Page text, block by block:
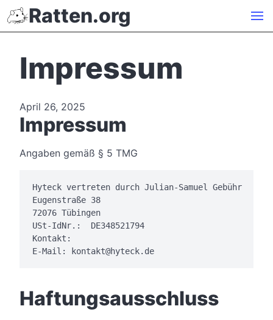
Ratten.org
Impressum
April 26, 2025
Impressum
Angaben gemäß § 5 TMG
Hyteck vertreten durch Julian-Samuel Gebühr
Eugenstraße 38
72076 Tübingen
USt-IdNr.:  DE348521794
Kontakt:
Haftungsausschluss